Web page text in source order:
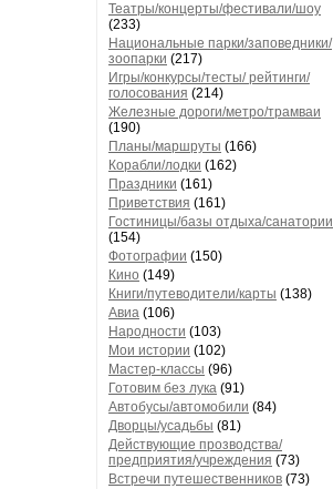
Театры/концерты/фестивали/шоу
(233)
Национальные парки/заповедники/
зоопарки (217)
Игры/конкурсы/тесты/ рейтинги/
голосования (214)
Железные дороги/метро/трамваи
(190)
Планы/маршруты (166)
Корабли/лодки (162)
Праздники (161)
Приветствия (161)
Гостиницы/базы отдыха/санатории
(154)
Фотографии (150)
Кино (149)
Книги/путеводители/карты (138)
Авиа (106)
Народности (103)
Мои истории (102)
Мастер-классы (96)
Готовим без лука (91)
Автобусы/автомобили (84)
Дворцы/усадьбы (81)
Действующие прозводства/
предприятия/учреждения (73)
Встречи путешественников (73)